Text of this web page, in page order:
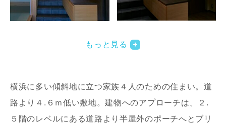
もっと見る
横浜に多い傾斜地に立つ家族４人のための住まい。道
路より４.６ｍ低い敷地。建物へのアプローチは、２.
５階のレベルにある道路より半屋外のポーチへとブリ